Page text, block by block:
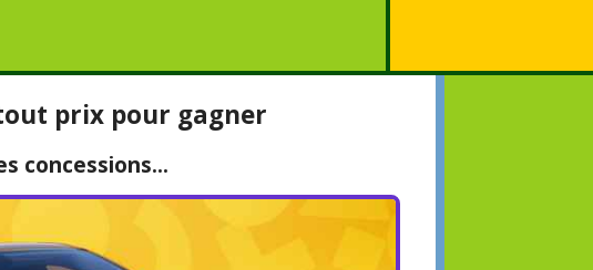
prix pour gagner
concessions...